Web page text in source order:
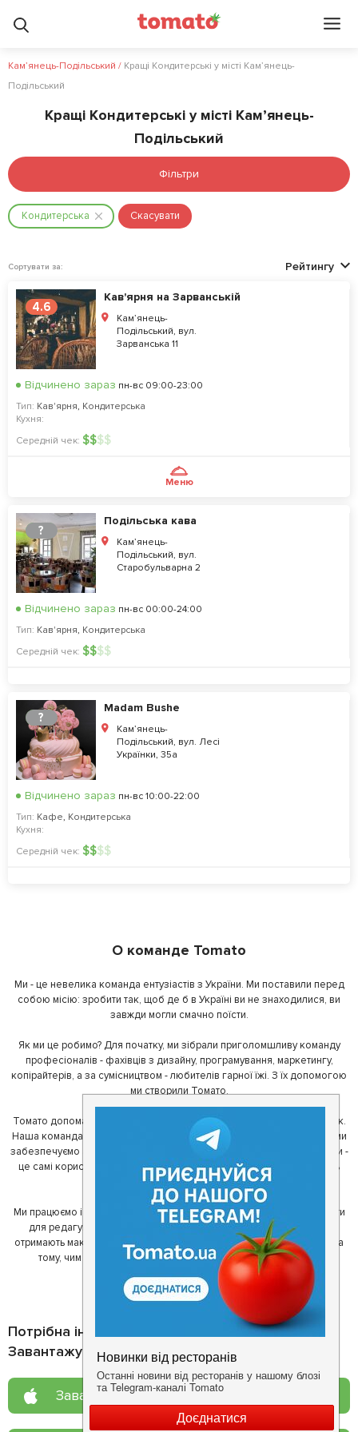
Кам’янець-Подільський / Кращі Кондитерські у місті Кам’янець-
Подільський
Кращі Кондитерські у місті Кам’янець-
Подільський
Фільтри
Кондитерська Скасувати
Сортувати за: Рейтингу
4.6
Кав'ярня на Зарванській
Кам’янець-
Подільський, вул.
Зарванська 11
Відчинено зараз пн-вс 09:00-23:00
Тип: Кав'ярня, Кондитерська
Кухня:
Середній чек: $$$$
Меню
?
Подільська кава
Кам’янець-
Подільський, вул.
Старобульварна 2
Відчинено зараз пн-вс 00:00-24:00
Тип: Кав'ярня, Кондитерська
Середній чек: $$$$
?
Madam Bushe
Кам’янець-
Подільський, вул. Лесі
Українки, 35а
Відчинено зараз пн-вс 10:00-22:00
Тип: Кафе, Кондитерська
Кухня:
Середній чек: $$$$
О команде Tomato
Ми - це невелика команда ентузіастів з України. Ми поставили перед
собою місію: зробити так, щоб де б в Україні ви не знаходилися, ви
завжди могли смачно поїсти.
Як ми це робимо? Для початку, ми зібрали приголомшливу команду
професіоналів - фахівців з дизайну, програмування, маркетингу,
копірайтерів, а за сумісництвом - любителів гарної їжі. З їх допомогою
ми створили Томато.
Томато допомагає своїм користувачам знайти цікаві місця неподалік.
Наша команда регулярно зв'язується з ресторанами - таким чином ми
забезпечуємо актуальність інформації. Друга частина нашої команди -
це самі користувачі, які діляться своїми враженнями і допомагають
один одному у виборі кращих місць.
Ми працюємо і з ресторанами. Для них ми надаємо зручні інструменти
для редагування інформації про себе - в результаті відвідувачі
отримають максимум інформації, а ресторан зможе зосередитися на
тому, чим він любить займатися більше всього - смачній їжі.
Потрібна інформація про заклад?
Завантажуйте додаток!
Завантажте у App Store